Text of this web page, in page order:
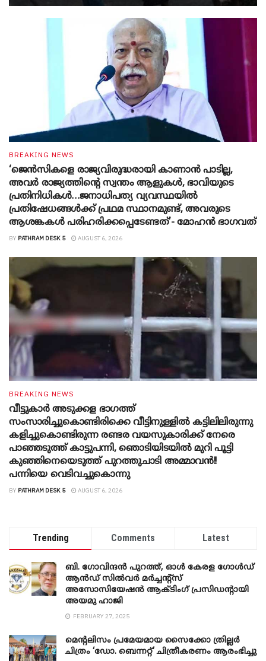
BREAKING NEWS
‘ജെൻസികളെ രാജ്യവിരുദ്ധരായി കാണാൻ പാടില്ല,
അവർ രാജ്യത്തിന്റെ സ്വന്തം ആളുകൾ, ഭാവിയുടെ
പ്രതിനിധികൾ…ജനാധിപത്യ വ്യവസ്ഥയിൽ
പ്രതിഷേധങ്ങൾക്ക് പ്രഥമ സ്ഥാനമുണ്ട്, അവരുടെ
ആശങ്കകൾ പരിഹരിക്കപ്പെടേണ്ടത്’- മോഹൻ ഭാ​ഗവത്
BY PATHRAM DESK 5 AUGUST 6, 2026
BREAKING NEWS
വീട്ടുകാർ അ‌ടുക്കള ഭാ​ഗത്ത്
സംസാരിച്ചുകൊണ്ടിരിക്കെ വീട്ടിനുള്ളിൽ കട്ടിലിലിരുന്നു
കളിച്ചുകൊണ്ടിരുന്ന രണ്ടര വയസുകാരിക്ക് നേരെ
പാഞ്ഞടുത്ത് കാട്ടുപന്നി, ‍ഞൊടിയി‌ടയിൽ മുറി പൂട്ടി
കുഞ്ഞിനെയെടുത്ത് പുറത്തുചാടി അമ്മാവൻ!!
പന്നിയെ വെടിവച്ചുകൊന്നു
BY PATHRAM DESK 5 AUGUST 6, 2026
Trending Comments Latest
ബി. ​ഗോവിന്ദൻ പുറത്ത്, ഓൾ കേരള ഗോൾഡ്
ആൻഡ് സിൽവർ മർച്ചന്റ്സ്
അസോസിയേഷൻ ആക്ടിംഗ് പ്രസിഡന്റായി
അയമു ഹാജി
FEBRUARY 27, 2025
മെന്‍റലിസം പ്രമേയമായ സൈക്കോ ത്രില്ലർ
ചിത്രം ‘ഡോ. ബെന്നറ്റ്’ ചിത്രീകരണം ആരംഭിച്ചു